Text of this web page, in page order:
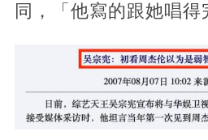
同，「他寫的跟她唱得